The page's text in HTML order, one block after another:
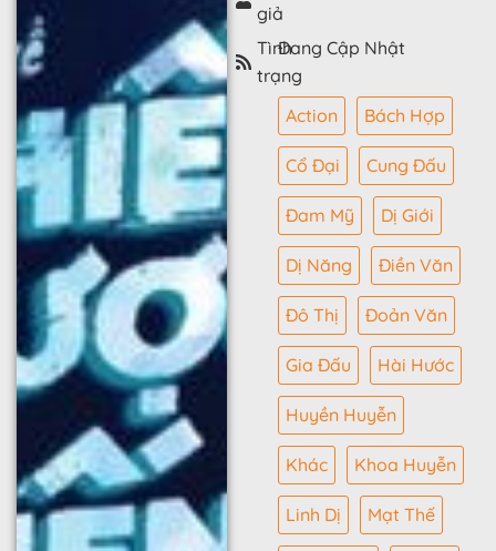
giả
Tình
trạng
Đang Cập Nhật
Action Bách Hợp
Cổ Đại Cung Đấu
Đam Mỹ Dị Giới
Dị Năng Điền Văn
Đô Thị Đoản Văn
Gia Đấu Hài Hước
Huyền Huyễn
Khác Khoa Huyễn
Linh Dị Mạt Thế